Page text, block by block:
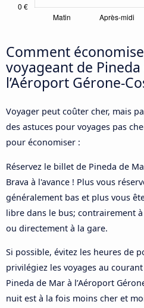
Comment
voyageant de
l’Aéroport Gérone-
Voyager peut coûter cher, mais
des astuces pour voyages pas
pour économiser :
Réservez le billet de Pineda de
Brava à l'avance ! Plus vous
généralement bas et plus vous
libre dans le bus; contrairement
ou directement à la gare.
Si possible, évitez les heures de
privilégiez les voyages au
Pineda de Mar à l’Aéroport
nuit est à la fois moins cher et